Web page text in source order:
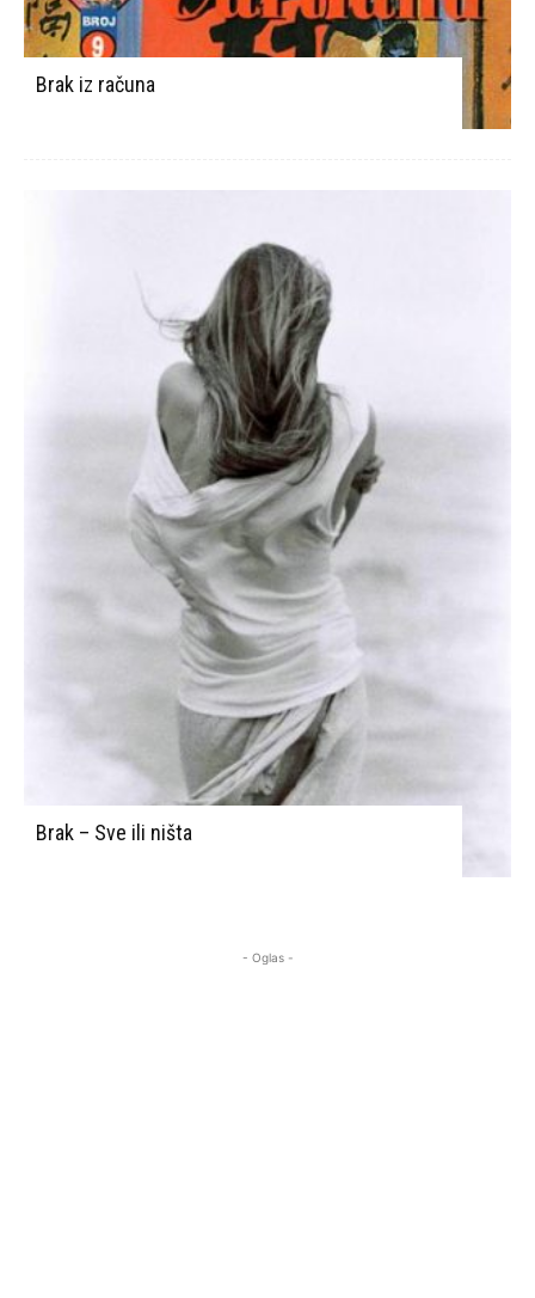
Brak iz računa
Brak – Sve ili ništa
- Oglas -